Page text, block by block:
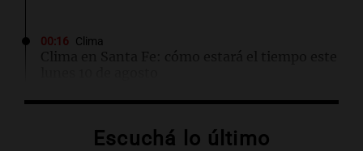
00:16 Clima
Clima en Santa Fe: cómo estará el tiempo este
Colombia confirma la muerte de un cabecilla
Escuchá lo último